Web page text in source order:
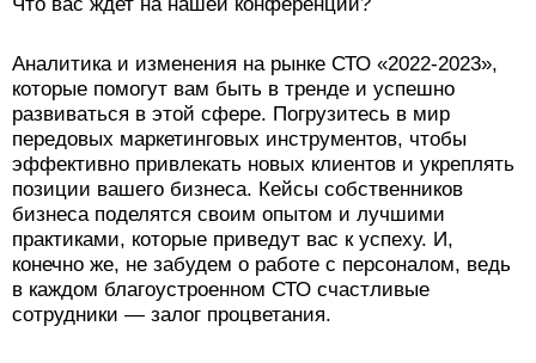
Аналитика и изменения на рынке СТО «2022-2023»,
которые помогут вам быть в тренде и успешно
развиваться в этой сфере. Погрузитесь в мир
передовых маркетинговых инструментов, чтобы
эффективно привлекать новых клиентов и укреплять
позиции вашего бизнеса. Кейсы собственников
бизнеса поделятся своим опытом и лучшими
практиками, которые приведут вас к успеху. И,
конечно же, не забудем о работе с персоналом, ведь
в каждом благоустроенном СТО счастливые
сотрудники — залог процветания.